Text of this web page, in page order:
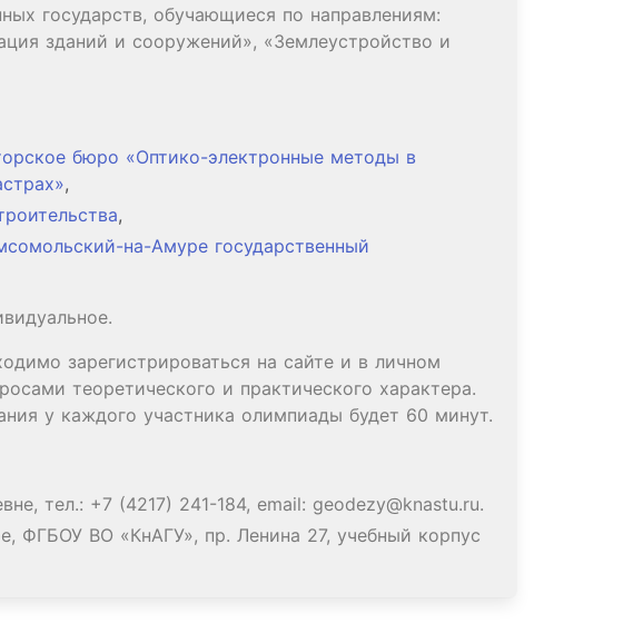
государств, обучающиеся по направлениям:
зданий и сооружений», «Землеустройство и
бюро «Оптико-электронные методы в
,
,
на-Амуре государственный
зарегистрироваться на сайте и в личном
теоретического и практического характера.
у каждого участника олимпиады будет 60 минут.
тел.: +7 (4217) 241-184, email: geodezy@knastu.ru.
ФГБОУ ВО «КнАГУ», пр. Ленина 27, учебный корпус